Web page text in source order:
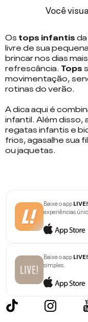
Você
Os tops infantis
livre de sua
brincar nos dias
refrescância. Tops
movimentação,
rotinas do verão.
A dica aqui é
infantil. Além disso,
regatas infantis e
frios, agasalhe sua
ou jaquetas.
Baixe o app
experiências
Baixe o app
simples.